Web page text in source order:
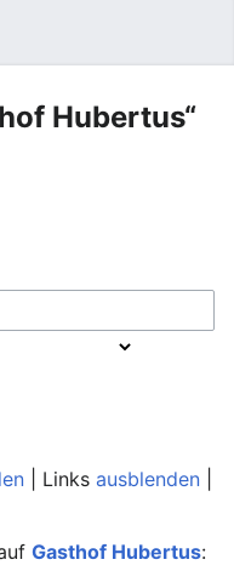
Hubertus“
| Links ausblenden
Gasthof Hubertus: